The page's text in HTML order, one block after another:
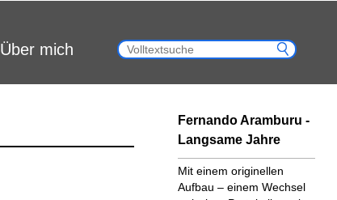
Über mich
Fernando Aramburu -
Langsame Jahre
Mit einem originellen
Aufbau – einem Wechsel